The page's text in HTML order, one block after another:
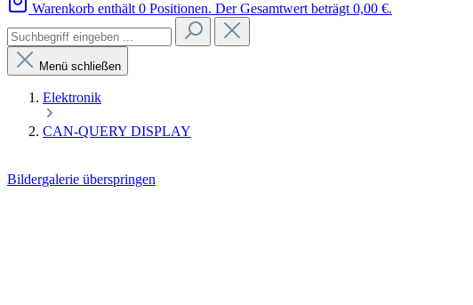
Warenkorb enthält 0 Positionen. Der Gesamtwert beträgt 0,00 €.
Menü schließen
Elektronik
CAN-QUERY DISPLAY
Bildergalerie überspringen